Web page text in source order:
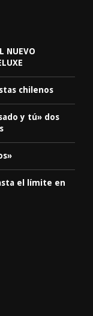
NUEVO
chilenos
y tú» dos
el límite en